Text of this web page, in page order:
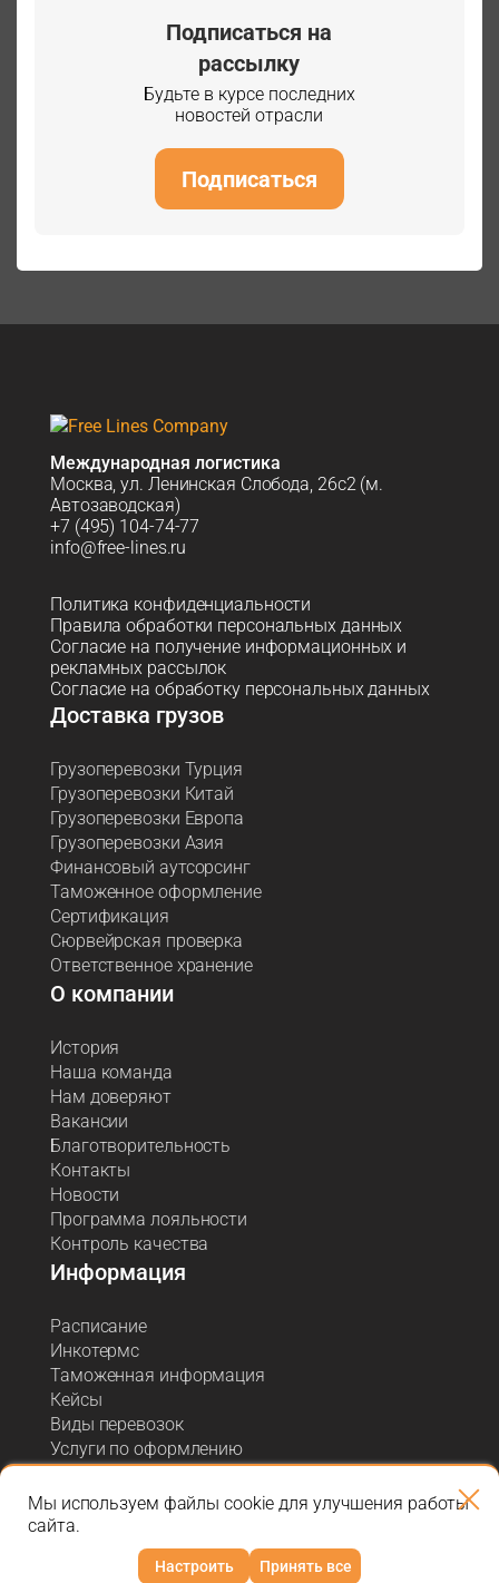
Подписаться на
рассылку
Будьте в курсе последних
новостей отрасли
Подписаться
Международная логистика
Москва, ул. Ленинская Слобода, 26с2 (м.
Автозаводская)
+7 (495) 104-74-77
info@free-lines.ru
Политика конфиденциальности
Правила обработки персональных данных
Согласие на получение информационных и
рекламных рассылок
Согласие на обработку персональных данных
Доставка грузов
Грузоперевозки Турция
Грузоперевозки Китай
Грузоперевозки Европа
Грузоперевозки Азия
Финансовый аутсорсинг
Таможенное оформление
Сертификация
Сюрвейрская проверка
Ответственное хранение
О компании
История
Наша команда
Нам доверяют
Вакансии
Благотворительность
Контакты
Новости
Программа лояльности
Контроль качества
Информация
Расписание
Инкотермс
Таможенная информация
Кейсы
Виды перевозок
Услуги по оформлению
Акции и спецпредложения
Блог о логистике
Мы используем файлы cookie для улучшения работы
сайта.
Настроить Принять все